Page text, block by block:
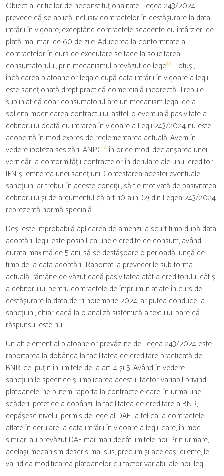
Obiect al criticilor de neconstituționalitate, Legea 243/2024
prevede că se aplică inclusiv contractelor în desfășurare la data
intrării în vigoare, exceptând contractele scadente cu întârzieri de
plată mai mari de 60 de zile. Aducerea la conformitate a
contractelor în curs de executare se face la solicitarea
consumatorului, prin mecanismul prevăzut de lege13. Totuși,
încălcarea plafoanelor legale după data intrării în vigoare a legii
este sancționată drept practică comercială incorectă. Trebuie
subliniat că doar consumatorul are un mecanism legal de a
solicita modificarea contractului, astfel, o eventuală pasivitate a
debitorului odată cu intrarea în vigoare a Legii 243/2024 nu este
acoperită în mod expres de reglementarea actuală. Avem în
vedere ipoteza sesizării ANPC14 în orice mod, declanșarea unei
verificări a conformității contractelor în derulare ale unui creditor-
IFN și emiterea unei sancțiuni. Contestarea acestei eventuale
sancțiuni ar trebui, în aceste condiții, să fie motivată de pasivitatea
debitorului și de argumentul că art. 10 alin. (2) din Legea 243/2024
reprezentă normă specială.
Deși este improbabilă aplicarea de amenzi la scurt timp după data
adoptării legii, este posibil ca unele credite de consum, având
durata maximă de 5 ani, să se desfășoare o perioadă lungă de
timp de la data adoptării. Raportat la prevederile sub forma
actuală, rămâne de văzut dacă pasivitatea atât a creditorului cât și
a debitorului, pentru contractele de împrumut aflate în curs de
desfășurare la data de 11 noiembrie 2024, ar putea conduce la
sancțiuni, chiar dacă la o analiză sistemică a textului, pare că
răspunsul este nu.
Un alt element al plafoanelor prevăzute de Legea 243/2024 este
raportarea la dobânda la facilitatea de creditare practicată de
BNR, cel puțin în limitele de la art. 4 și 5. Având în vedere
sancțiunile specifice și implicarea acestui factor variabil privind
plafoanele, ne putem raporta la contractele care, în urma unei
scăderi ipotetice a dobânzii la facilitatea de creditare a BNR,
depășesc nivelul permis de lege al DAE, la fel ca la contractele
aflate în derulare la data intrării în vigoare a legii, care, în mod
similar, au prevăzut DAE mai mari decât limitele noi. Prin urmare,
același mecanism descris mai sus, precum și aceleași dileme, le
va ridica modificarea plafoanelor cu factor variabil ale noii legi.